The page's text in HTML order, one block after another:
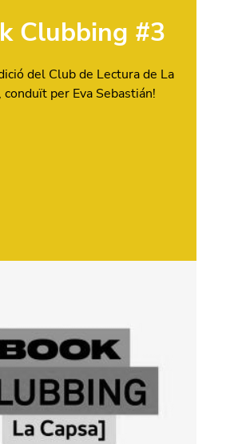
Clubbing #3
del Club de Lectura de La
conduït per Eva Sebastián!